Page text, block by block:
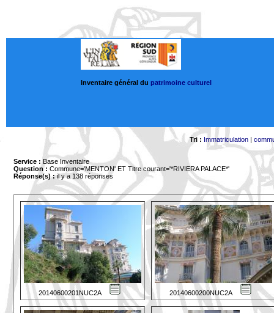
Inventaire général du patrimoine culturel
Tri : Immatriculation|
Service : Base Inventaire
Question : Commune='MENTON' ET Titre courant='*RIVIERA PALACE*'
Réponse(s) :il y a 138 réponses
20140600201NUC2A 20140600200NUC2A